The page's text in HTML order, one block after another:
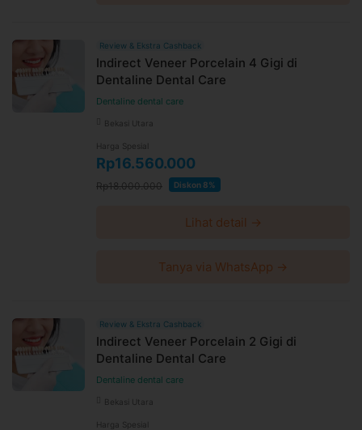
Review & Ekstra Cashback
Indirect Veneer Porcelain 4 Gigi di
Dentaline Dental Care
Dentaline dental care
Bekasi Utara
Harga Spesial
Rp16.560.000
Rp18.000.000 Diskon 8%
Lihat detail →
Tanya via WhatsApp →
Review & Ekstra Cashback
Indirect Veneer Porcelain 2 Gigi di
Dentaline Dental Care
Dentaline dental care
Bekasi Utara
Harga Spesial